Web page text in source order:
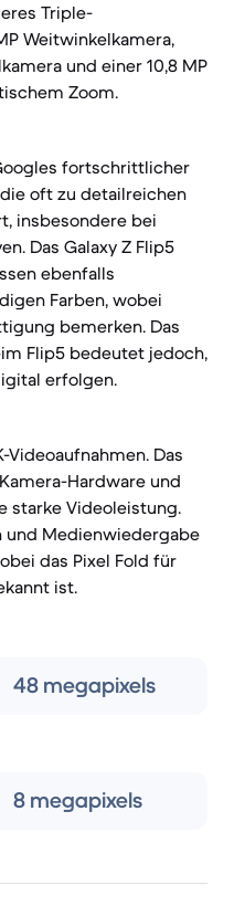
Triple-
Weitwinkelkamera,
und einer 10,8 MP
Zoom.
fortschrittlicher
oft zu detailreichen
insbesondere bei
Das Galaxy Z Flip5
ebenfalls
Farben, wobei
bemerken. Das
Flip5 bedeutet jedoch,
erfolgen.
Das
Hardware und
starke Videoleistung.
und Medienwiedergabe
das Pixel Fold für
ist.
48 megapixels
8 megapixels